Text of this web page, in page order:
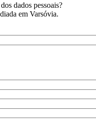
dados pessoais?
em Varsóvia.